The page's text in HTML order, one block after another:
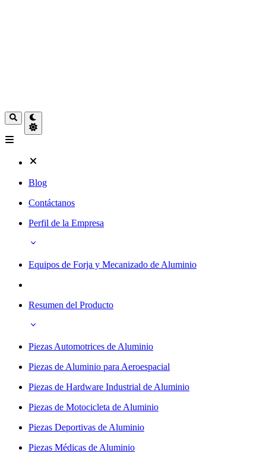
Blog
Contáctanos
Perfil de la Empresa
Equipos de Forja y Mecanizado de Aluminio
Resumen del Producto
Piezas Automotrices de Aluminio
Piezas de Aluminio para Aeroespacial
Piezas de Hardware Industrial de Aluminio
Piezas de Motocicleta de Aluminio
Piezas Deportivas de Aluminio
Piezas Médicas de Aluminio